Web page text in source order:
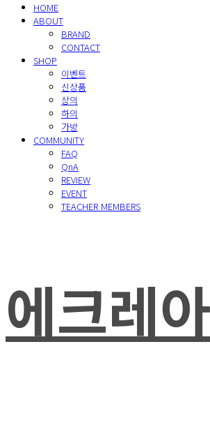
HOME
ABOUT
BRAND
CONTACT
SHOP
이벤트
신상품
상의
하의
가방
COMMUNITY
FAQ
QnA
REVIEW
EVENT
TEACHER MEMBERS
에크레